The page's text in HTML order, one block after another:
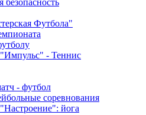
Футбола"
"Импульс" - Теннис
- футбол
соревнования
йога